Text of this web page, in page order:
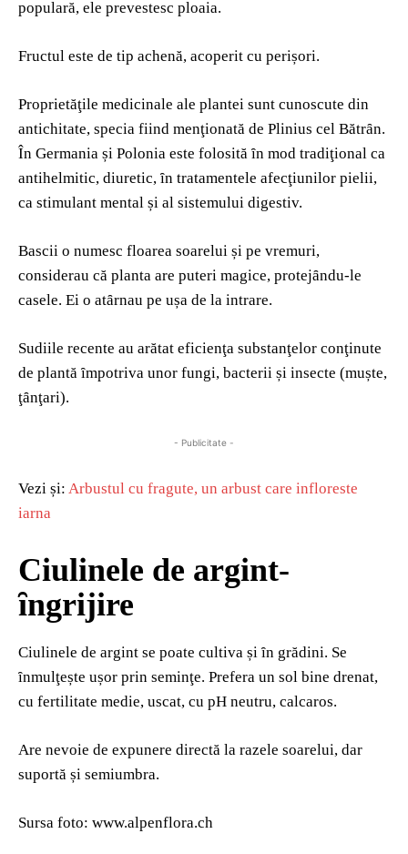
populară, ele prevestesc ploaia.
Fructul este de tip achenă, acoperit cu perișori.
Proprietăţile medicinale ale plantei sunt cunoscute din
antichitate, specia fiind menţionată de Plinius cel Bătrȃn.
În Germania și Polonia este folosită ȋn mod tradiţional ca
antihelmitic, diuretic, ȋn tratamentele afecţiunilor pielii,
ca stimulant mental și al sistemului digestiv.
Bascii o numesc floarea soarelui și pe vremuri,
considerau că planta are puteri magice, protejȃndu-le
casele. Ei o atȃrnau pe ușa de la intrare.
Sudiile recente au arătat eficienţa substanţelor conţinute
de plantă ȋmpotriva unor fungi, bacterii și insecte (muște,
ţȃnţari).
- Publicitate -
Vezi și: Arbustul cu fragute, un arbust care infloreste
iarna
Ciulinele de argint-
ȋngrijire
Ciulinele de argint se poate cultiva și ȋn grădini. Se
ȋnmulţește ușor prin seminţe. Prefera un sol bine drenat,
cu fertilitate medie, uscat, cu pH neutru, calcaros.
Are nevoie de expunere directă la razele soarelui, dar
suportă și semiumbra.
Sursa foto: www.alpenflora.ch